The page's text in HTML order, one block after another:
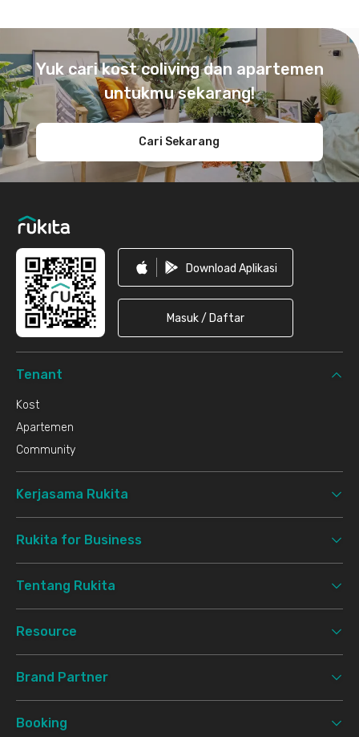
Yuk cari kost coliving dan apartemen
untukmu sekarang!
Cari Sekarang
Download Aplikasi
Masuk / Daftar
Tenant
Kost
Apartemen
Community
Kerjasama Rukita
Rukita for Business
Tentang Rukita
Resource
Brand Partner
Booking